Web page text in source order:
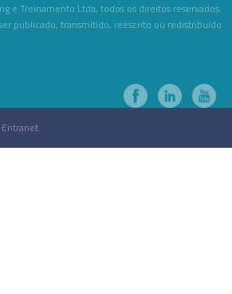
e Treinamento Ltda, todos os direitos reservados.
publicado, transmitido, reescrito ou redistribuído